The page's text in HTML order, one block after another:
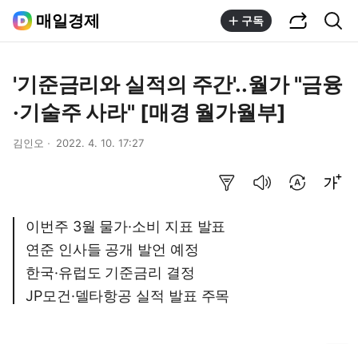
매일경제 구독
'기준금리와 실적의 주간'..월가 "금융
·기술주 사라" [매경 월가월부]
김인오 2022. 4. 10. 17:27
이번주 3월 물가·소비 지표 발표
연준 인사들 공개 발언 예정
한국·유럽도 기준금리 결정
JP모건·델타항공 실적 발표 주목